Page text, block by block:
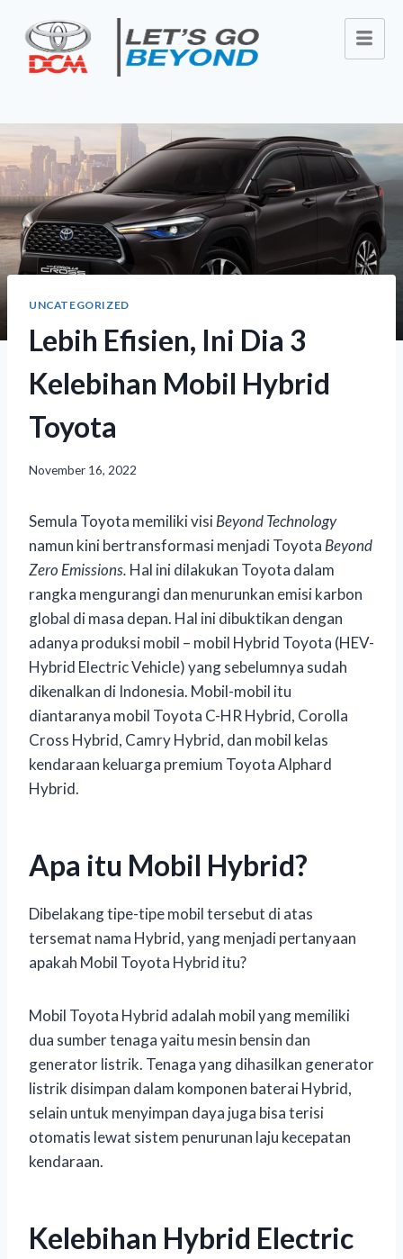
UNCATEGORIZED
Lebih Efisien, Ini Dia 3
Kelebihan Mobil Hybrid
Toyota
November 16, 2022
Semula Toyota memiliki visiBeyond Technology
namun kini bertransformasi menjadi Toyota Beyond
Zero Emissions. Hal ini dilakukan Toyota dalam
rangka mengurangi dan menurunkan emisi karbon
global di masa depan. Hal ini dibuktikan dengan
adanya produksi mobil – mobil Hybrid Toyota (HEV-
Hybrid Electric Vehicle) yang sebelumnya sudah
dikenalkan di Indonesia. Mobil-mobil itu
diantaranya mobil Toyota C-HR Hybrid, Corolla
Cross Hybrid, Camry Hybrid, dan mobil kelas
kendaraan keluarga premium Toyota Alphard
Hybrid.
Apa itu Mobil Hybrid?
Dibelakang tipe-tipe mobil tersebut di atas
tersemat nama Hybrid, yang menjadi pertanyaan
apakah Mobil Toyota Hybrid itu?
Mobil Toyota Hybrid adalah mobil yang memiliki
dua sumber tenaga yaitu mesin bensin dan
generator listrik. Tenaga yang dihasilkan generator
listrik disimpan dalam komponen baterai Hybrid,
selain untuk menyimpan daya juga bisa terisi
otomatis lewat sistem penurunan laju kecepatan
kendaraan.
Kelebihan Hybrid Electric